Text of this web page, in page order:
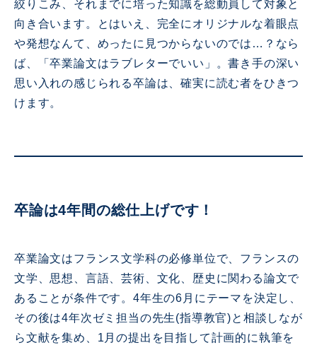
絞りこみ、それまでに培った知識を総動員して対象と
向き合います。とはいえ、完全にオリジナルな着眼点
や発想なんて、めったに見つからないのでは…？なら
ば、「卒業論文はラブレターでいい」。書き手の深い
思い入れの感じられる卒論は、確実に読む者をひきつ
けます。
卒論は4年間の総仕上げです！
卒業論文はフランス文学科の必修単位で、フランスの
文学、思想、言語、芸術、文化、歴史に関わる論文で
あることが条件です。4年生の6月にテーマを決定し、
その後は4年次ゼミ担当の先生(指導教官)と相談しなが
ら文献を集め、1月の提出を目指して計画的に執筆を